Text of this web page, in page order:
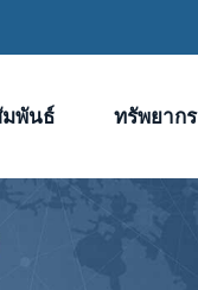
พันธ์ ทรัพยากร